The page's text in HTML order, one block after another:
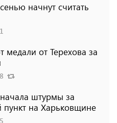
начнут считать
от Терехова за
штурмы за
на Харьковщине